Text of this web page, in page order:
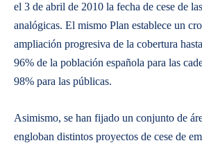
el 3 de abril de 2010 la fecha de cese de
analógicas. El mismo Plan establece un
ampliación progresiva de la cobertura
96% de la población española para las
98% para las públicas.
Asimismo, se han fijado un conjunto de
engloban distintos proyectos de cese de